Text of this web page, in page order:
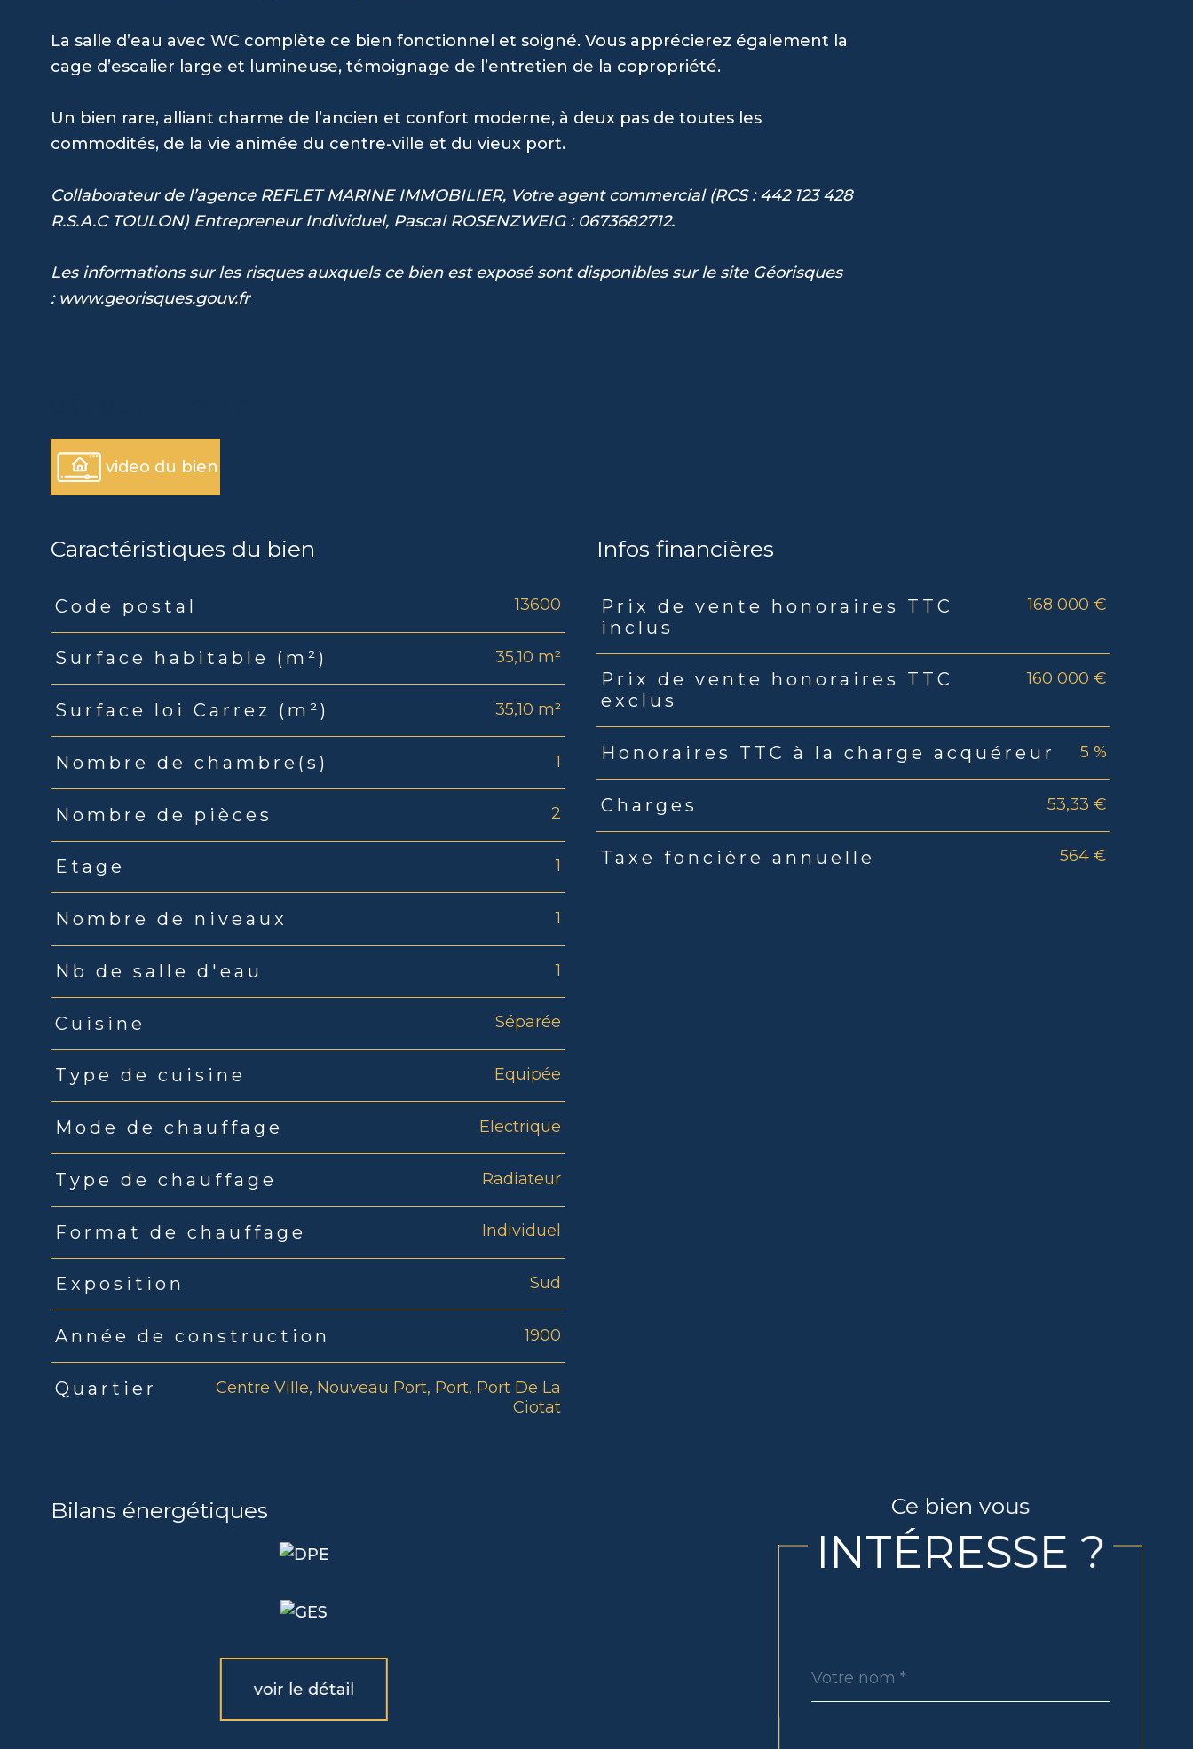
La salle d’eau avec WC complète ce bien fonctionnel et soigné. Vous apprécierez également la
cage d’escalier large et lumineuse, témoignage de l’entretien de la copropriété.
Un bien rare, alliant charme de l’ancien et confort moderne, à deux pas de toutes les
commodités, de la vie animée du centre-ville et du vieux port.
Collaborateur de l’agence REFLET MARINE IMMOBILIER, Votre agent commercial (RCS : 442 123 428
R.S.A.C TOULON) Entrepreneur Individuel, Pascal ROSENZWEIG : 0673682712.
Les informations sur les risques auxquels ce bien est exposé sont disponibles sur le site Géorisques
: www.georisques.gouv.fr
video du bien
Caractéristiques du bien
Caractéristiques
Code postal 13600
Surface habitable (m²) 35,10 m²
Surface loi Carrez (m²) 35,10 m²
Nombre de chambre(s) 1
Nombre de pièces 2
Etage 1
Nombre de niveaux 1
Nb de salle d'eau 1
Cuisine Séparée
Type de cuisine Equipée
Mode de chauffage Electrique
Type de chauffage Radiateur
Format de chauffage Individuel
Exposition Sud
Année de construction 1900
Quartier
Centre Ville, Nouveau Port, Port, Port De La
Ciotat
Infos financières
Caractéristiques Valeurs
Prix de vente honoraires TTC
inclus
168 000 €
Prix de vente honoraires TTC
exclus
160 000 €
Honoraires TTC à la charge acquéreur 5 %
Charges 53,33 €
Taxe foncière annuelle 564 €
Bilans énergétiques
voir le détail
Ce bien vous
INTÉRESSE ?
par
*